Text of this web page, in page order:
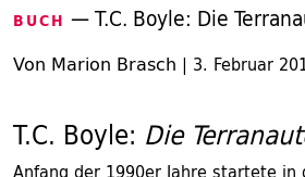
BUCH — T.C. Boyle: Die
Von Marion Brasch | 3. Februar
T.C. Boyle: Die